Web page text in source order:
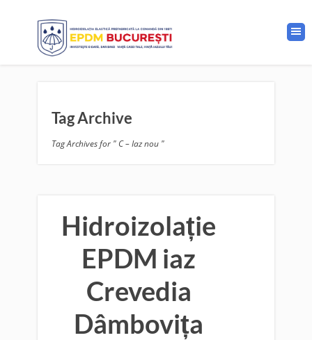
Tag Archive
Tag Archives for " C – Iaz nou "
Hidroizolație
EPDM iaz
Crevedia
Dâmbovița